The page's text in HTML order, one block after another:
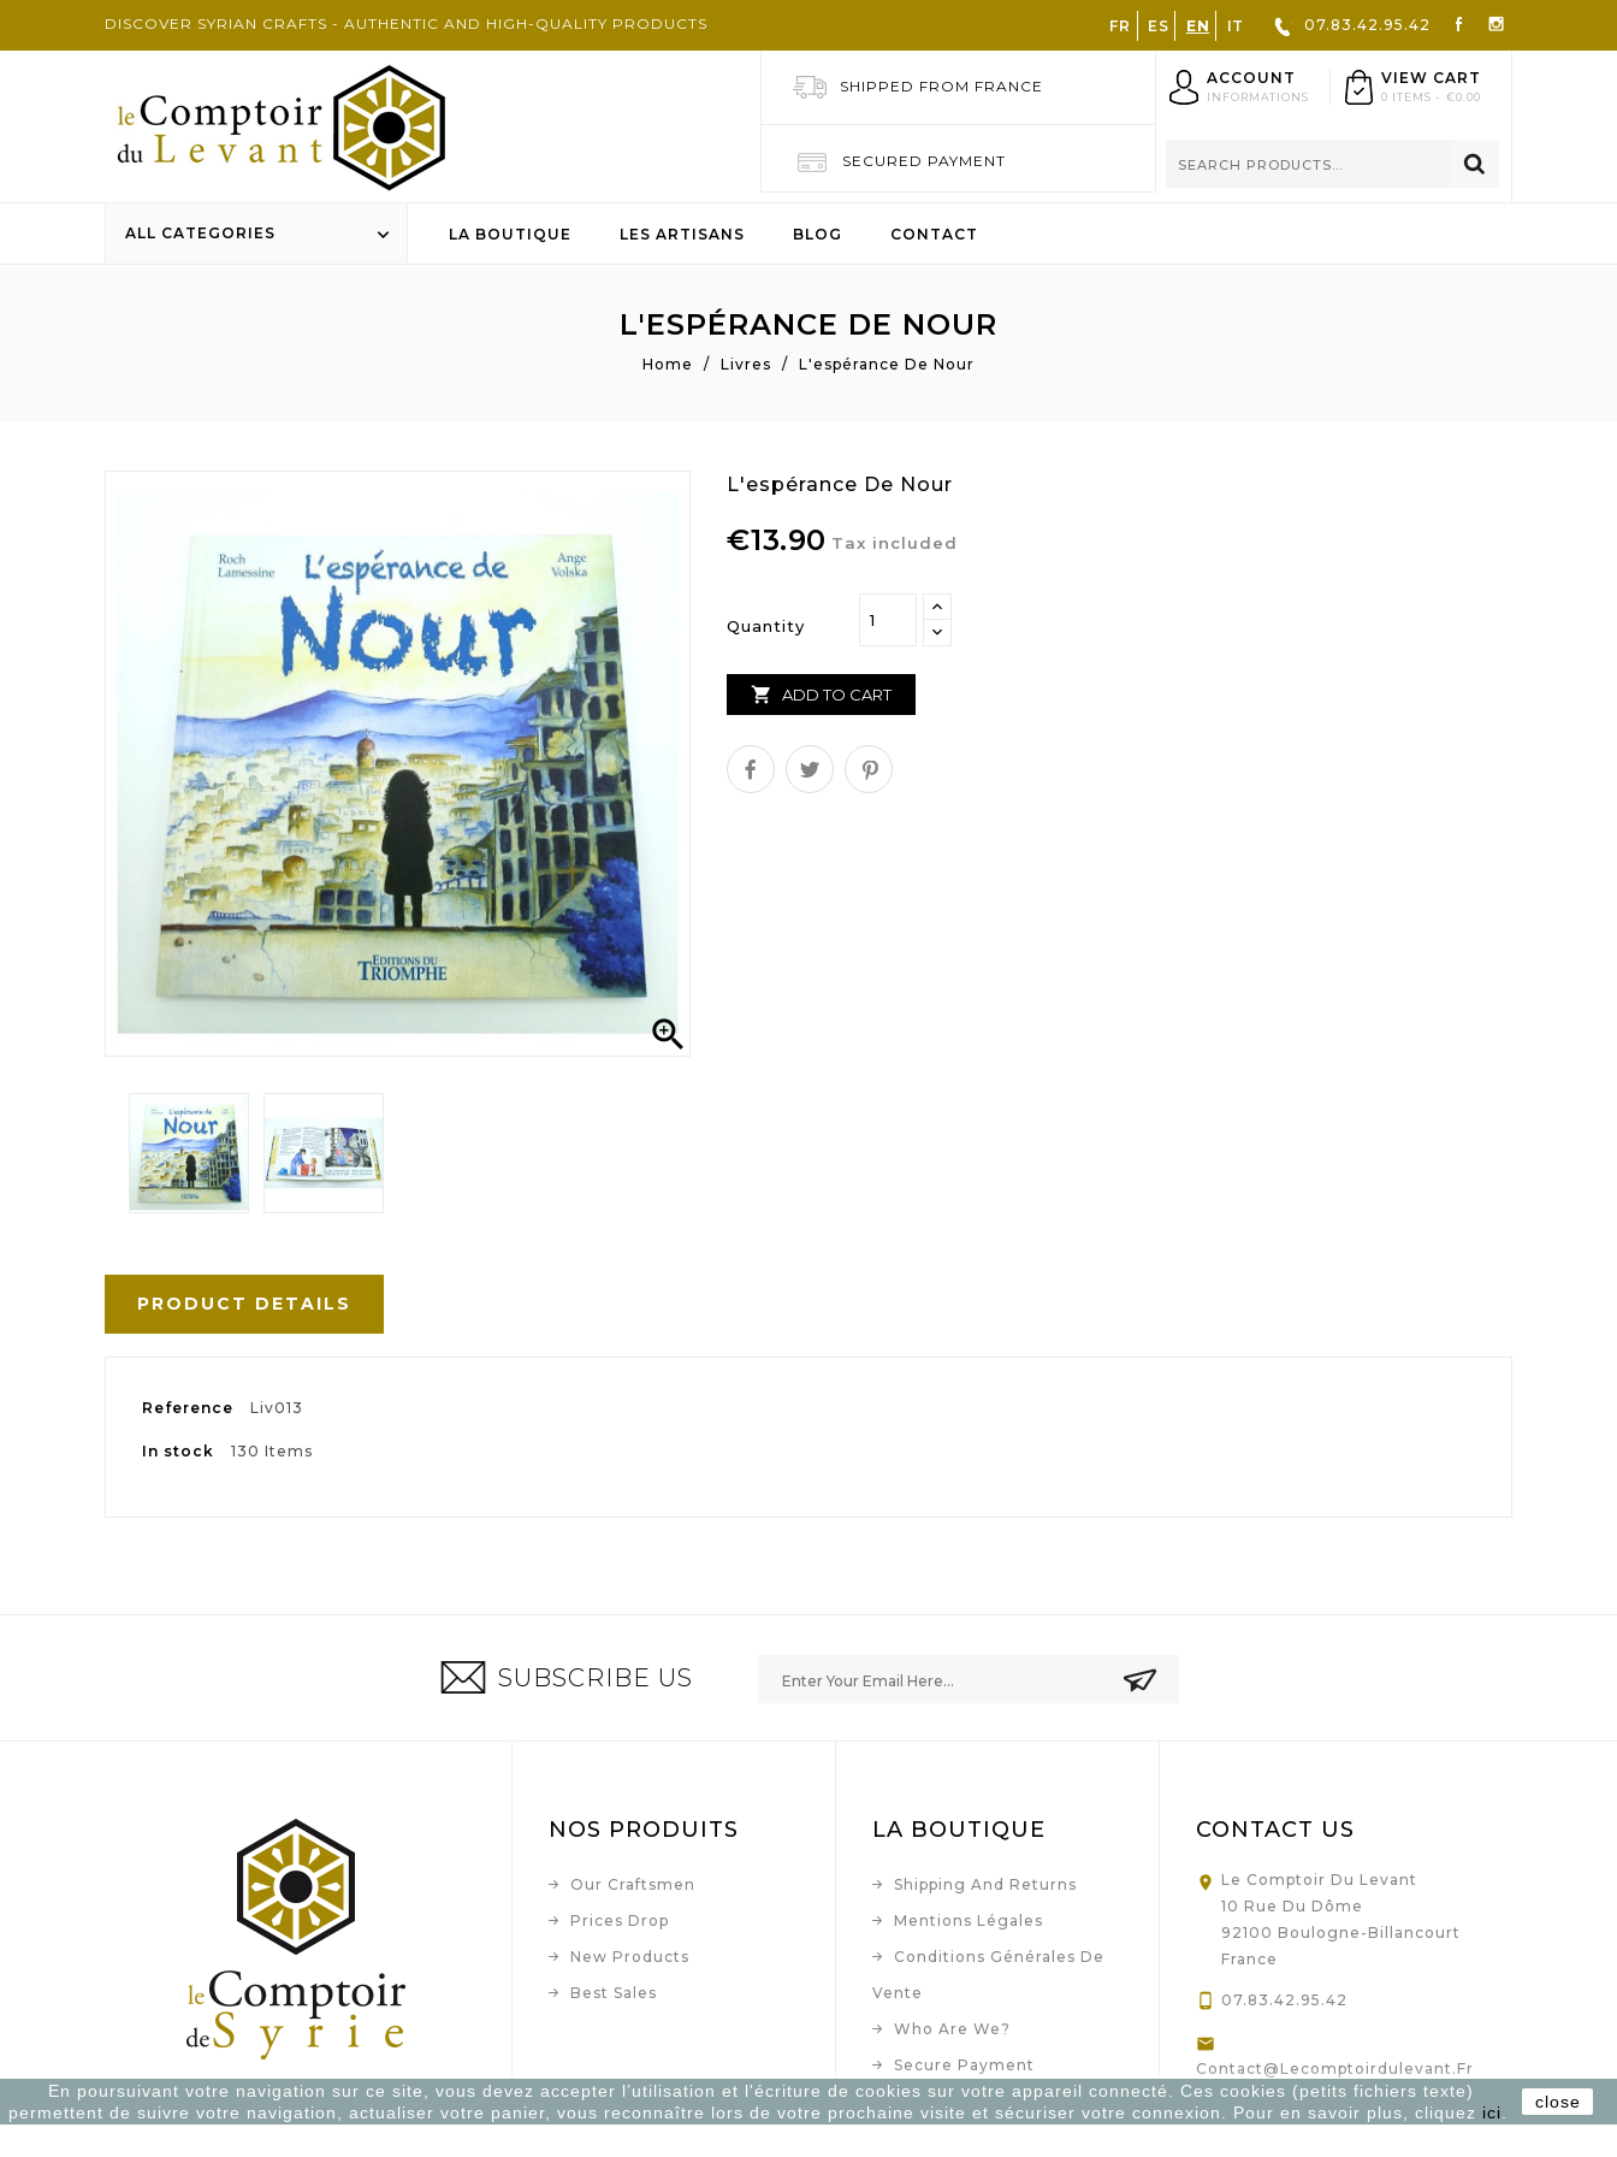
07.83.42.95.42
FR ES EN IT
DISCOVER SYRIAN CRAFTS - AUTHENTIC AND HIGH-QUALITY PRODUCTS
VIEW CART
0 ITEMS - €0.00
ACCOUNT
INFORMATIONS
SHIPPED FROM FRANCE
SECURED PAYMENT

ALL CATEGORIES LA BOUTIQUE LES ARTISANS BLOG CONTACT
L'ESPÉRANCE DE NOUR
Home Livres L'espérance De Nour

L'espérance De Nour
€13.90 Tax included
Quantity
 ADD TO CART
PRODUCT DETAILS
Reference Liv013
In stock 130 Items
SUBSCRIBE US
NOS PRODUITS
Our Craftsmen
Prices Drop
New Products
Best Sales
LA BOUTIQUE
Shipping And Returns
Mentions Légales
Conditions Générales De
Vente
Who Are We?
Secure Payment
Contact Us
CONTACT US
 Le Comptoir Du Levant
10 Rue Du Dôme
92100 Boulogne-Billancourt
France
 07.83.42.95.42

Contact@lecomptoirdulevant.fr
En poursuivant votre navigation sur ce site, vous devez accepter l’utilisation et l'écriture de cookies sur votre appareil connecté. Ces cookies (petits fichiers texte)
permettent de suivre votre navigation, actualiser votre panier, vous reconnaître lors de votre prochaine visite et sécuriser votre connexion. Pour en savoir plus, cliquez ici
close